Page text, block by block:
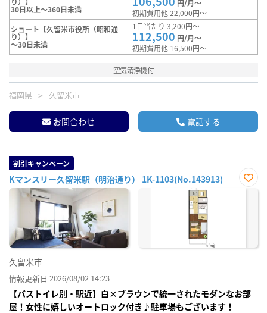
30日以上～360日未満
円/月～
初期費用他 22,000円～
ショート【久留米市役所（昭和通
り）】
～30日未満
1日当たり 3,200円～
112,500 円/月～
初期費用他 16,500円～
空気清浄機付
福岡県 久留米市
お問合わせ 電話する
割引キャンペーン
Kマンスリー久留米駅（明治通り） 1K-1103(No.143913)
お気
久留米市
情報更新日 2026/08/02 14:23
【バストイレ別・駅近】白×ブラウンで統一されたモダンなお部
屋！女性に嬉しいオートロック付き♪駐車場もございます！